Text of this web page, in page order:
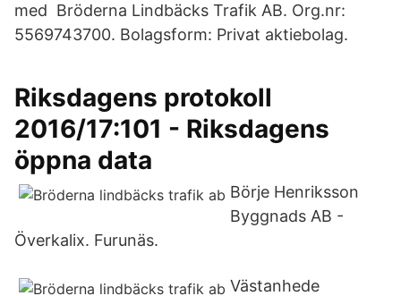
med Bröderna Lindbäcks Trafik AB. Org.nr:
5569743700. Bolagsform: Privat aktiebolag.
Riksdagens protokoll
2016/17:101 - Riksdagens
öppna data
Börje Henriksson
Byggnads AB -
Överkalix. Furunäs.
Västanhede